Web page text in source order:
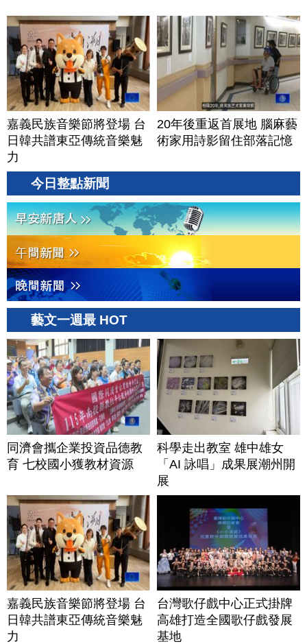
嘉義民族音樂節將登場 台
日韓共譜東亞傳統音樂魅
力
20年後重返首展地 腦麻藝
術家用詩影留住部落記憶
今日整點新聞
藝文一週最 HOT
同濟會攜企業投資品德教
育 七校國小獲教材資源
科學走出教室 雄中雄女
「AI 詠唱」成果展潮州開
展
嘉義民族音樂節將登場 台
日韓共譜東亞傳統音樂魅
力
台灣歌仔戲中心正式掛牌
高雄打造全國歌仔戲發展
基地